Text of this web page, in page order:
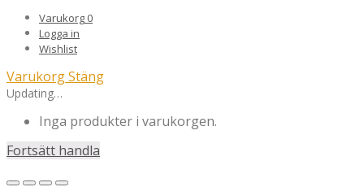
Varukorg 0
Logga in
Wishlist
VarukorgStäng
Updating…
Inga produkter i varukorgen.
Fortsätt handla